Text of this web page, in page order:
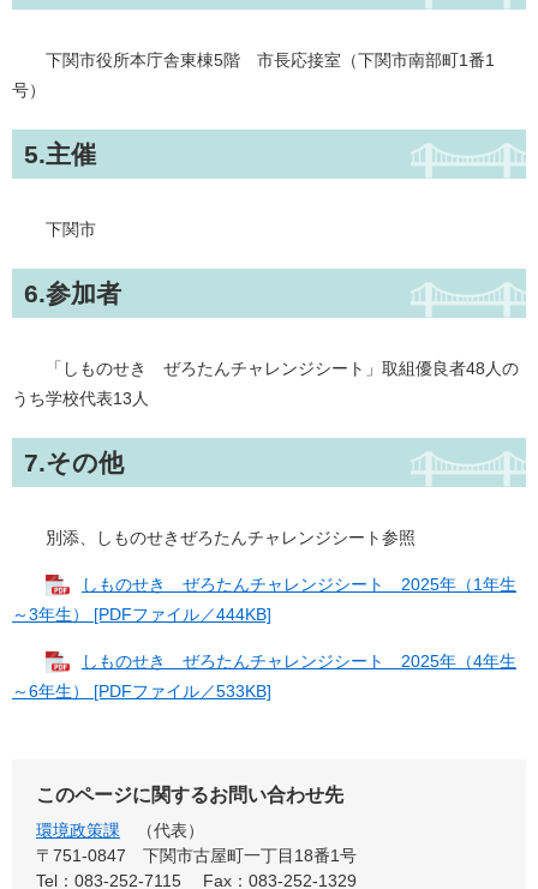
下関市役所本庁舎東棟5階 市長応接室（下関市南部町1番1
号）
5.主催
下関市
6.参加者
「しものせき ぜろたんチャレンジシート」取組優良者48人の
うち学校代表13人
7.その他
別添、しものせきぜろたんチャレンジシート参照
しものせき ぜろたんチャレンジシート 2025年（1年生
～3年生） [PDFファイル／444KB]
しものせき ぜろたんチャレンジシート 2025年（4年生
～6年生） [PDFファイル／533KB]
このページに関するお問い合わせ先
環境政策課
代表
〒751-0847
下関市古屋町一丁目18番1号
Tel：083-252-7115
Fax：083-252-1329